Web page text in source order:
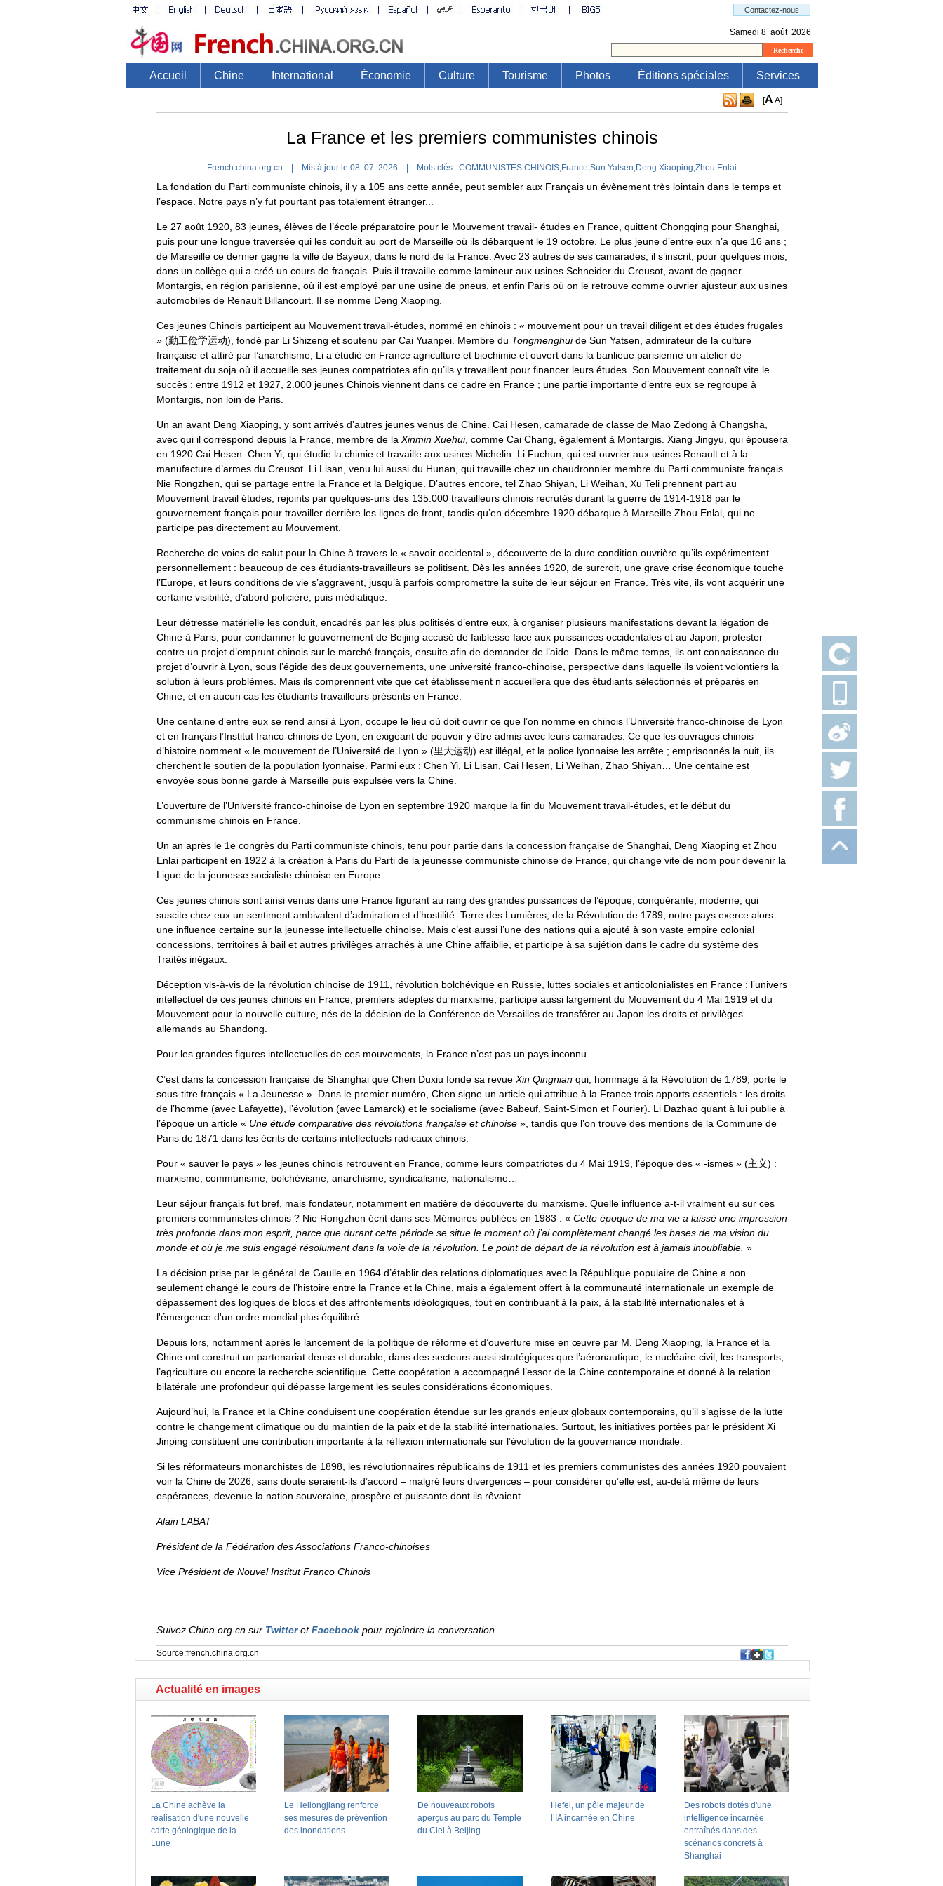
Accueil Chine International Économie Culture Tourisme Photos Éditions spéciales Services
[A A]
La France et les premiers communistes chinois
French.china.org.cn | Mis à jour le 08. 07. 2026 | Mots clés : COMMUNISTES CHINOIS,France,Sun Yatsen,Deng Xiaoping,Zhou Enlai
La fondation du Parti communiste chinois, il y a 105 ans cette année, peut sembler aux Français un évènement très lointain dans le temps et
l’espace. Notre pays n’y fut pourtant pas totalement étranger...
Le 27 août 1920, 83 jeunes, élèves de l’école préparatoire pour le Mouvement travail- études en France, quittent Chongqing pour Shanghai,
puis pour une longue traversée qui les conduit au port de Marseille où ils débarquent le 19 octobre. Le plus jeune d’entre eux n’a que 16 ans ;
de Marseille ce dernier gagne la ville de Bayeux, dans le nord de la France. Avec 23 autres de ses camarades, il s’inscrit, pour quelques mois,
dans un collège qui a créé un cours de français. Puis il travaille comme lamineur aux usines Schneider du Creusot, avant de gagner
Montargis, en région parisienne, où il est employé par une usine de pneus, et enfin Paris où on le retrouve comme ouvrier ajusteur aux usines
automobiles de Renault Billancourt. Il se nomme Deng Xiaoping.
Ces jeunes Chinois participent au Mouvement travail-études, nommé en chinois : « mouvement pour un travail diligent et des études frugales
» (勤工俭学运动), fondé par Li Shizeng et soutenu par Cai Yuanpei. Membre du Tongmenghuide Sun Yatsen, admirateur de la culture
française et attiré par l’anarchisme, Li a étudié en France agriculture et biochimie et ouvert dans la banlieue parisienne un atelier de
traitement du soja où il accueille ses jeunes compatriotes afin qu’ils y travaillent pour financer leurs études. Son Mouvement connaît vite le
succès : entre 1912 et 1927, 2.000 jeunes Chinois viennent dans ce cadre en France ; une partie importante d’entre eux se regroupe à
Montargis, non loin de Paris.
Un an avant Deng Xiaoping, y sont arrivés d’autres jeunes venus de Chine. Cai Hesen, camarade de classe de Mao Zedong à Changsha,
avec qui il correspond depuis la France, membre de la Xinmin Xuehui, comme Cai Chang, également à Montargis. Xiang Jingyu, qui épousera
en 1920 Cai Hesen. Chen Yi, qui étudie la chimie et travaille aux usines Michelin. Li Fuchun, qui est ouvrier aux usines Renault et à la
manufacture d’armes du Creusot. Li Lisan, venu lui aussi du Hunan, qui travaille chez un chaudronnier membre du Parti communiste français.
Nie Rongzhen, qui se partage entre la France et la Belgique. D’autres encore, tel Zhao Shiyan, Li Weihan, Xu Teli prennent part au
Mouvement travail études, rejoints par quelques-uns des 135.000 travailleurs chinois recrutés durant la guerre de 1914-1918 par le
gouvernement français pour travailler derrière les lignes de front, tandis qu’en décembre 1920 débarque à Marseille Zhou Enlai, qui ne
participe pas directement au Mouvement.
Recherche de voies de salut pour la Chine à travers le « savoir occidental », découverte de la dure condition ouvrière qu’ils expérimentent
personnellement : beaucoup de ces étudiants-travailleurs se politisent. Dès les années 1920, de surcroit, une grave crise économique touche
l’Europe, et leurs conditions de vie s’aggravent, jusqu’à parfois compromettre la suite de leur séjour en France. Très vite, ils vont acquérir une
certaine visibilité, d’abord policière, puis médiatique.
Leur détresse matérielle les conduit, encadrés par les plus politisés d’entre eux, à organiser plusieurs manifestations devant la légation de
Chine à Paris, pour condamner le gouvernement de Beijing accusé de faiblesse face aux puissances occidentales et au Japon, protester
contre un projet d’emprunt chinois sur le marché français, ensuite afin de demander de l’aide. Dans le même temps, ils ont connaissance du
projet d’ouvrir à Lyon, sous l’égide des deux gouvernements, une université franco-chinoise, perspective dans laquelle ils voient volontiers la
solution à leurs problèmes. Mais ils comprennent vite que cet établissement n’accueillera que des étudiants sélectionnés et préparés en
Chine, et en aucun cas les étudiants travailleurs présents en France.
Une centaine d’entre eux se rend ainsi à Lyon, occupe le lieu où doit ouvrir ce que l’on nomme en chinois l’Université franco-chinoise de Lyon
et en français l’Institut franco-chinois de Lyon, en exigeant de pouvoir y être admis avec leurs camarades. Ce que les ouvrages chinois
d’histoire nomment « le mouvement de l’Université de Lyon » (里大运动) est illégal, et la police lyonnaise les arrête ; emprisonnés la nuit, ils
cherchent le soutien de la population lyonnaise. Parmi eux : Chen Yi, Li Lisan, Cai Hesen, Li Weihan, Zhao Shiyan… Une centaine est
envoyée sous bonne garde à Marseille puis expulsée vers la Chine.
L’ouverture de l’Université franco-chinoise de Lyon en septembre 1920 marque la fin du Mouvement travail-études, et le début du
communisme chinois en France.
Un an après le 1e congrès du Parti communiste chinois, tenu pour partie dans la concession française de Shanghai, Deng Xiaoping et Zhou
Enlai participent en 1922 à la création à Paris du Parti de la jeunesse communiste chinoise de France, qui change vite de nom pour devenir la
Ligue de la jeunesse socialiste chinoise en Europe.
Ces jeunes chinois sont ainsi venus dans une France figurant au rang des grandes puissances de l’époque, conquérante, moderne, qui
suscite chez eux un sentiment ambivalent d’admiration et d’hostilité. Terre des Lumières, de la Révolution de 1789, notre pays exerce alors
une influence certaine sur la jeunesse intellectuelle chinoise. Mais c’est aussi l’une des nations qui a ajouté à son vaste empire colonial
concessions, territoires à bail et autres privilèges arrachés à une Chine affaiblie, et participe à sa sujétion dans le cadre du système des
Traités inégaux.
Déception vis-à-vis de la révolution chinoise de 1911, révolution bolchévique en Russie, luttes sociales et anticolonialistes en France : l’univers
intellectuel de ces jeunes chinois en France, premiers adeptes du marxisme, participe aussi largement du Mouvement du 4 Mai 1919 et du
Mouvement pour la nouvelle culture, nés de la décision de la Conférence de Versailles de transférer au Japon les droits et privilèges
allemands au Shandong.
Pour les grandes figures intellectuelles de ces mouvements, la France n’est pas un pays inconnu.
C’est dans la concession française de Shanghai que Chen Duxiu fonde sa revue Xin Qingnianqui, hommage à la Révolution de 1789, porte le
sous-titre français « La Jeunesse ». Dans le premier numéro, Chen signe un article qui attribue à la France trois apports essentiels : les droits
de l’homme (avec Lafayette), l’évolution (avec Lamarck) et le socialisme (avec Babeuf, Saint-Simon et Fourier). Li Dazhao quant à lui publie à
l’époque un article « Une étude comparative des révolutions française et chinoise», tandis que l’on trouve des mentions de la Commune de
Paris de 1871 dans les écrits de certains intellectuels radicaux chinois.
Pour « sauver le pays » les jeunes chinois retrouvent en France, comme leurs compatriotes du 4 Mai 1919, l’époque des « -ismes » (主义) :
marxisme, communisme, bolchévisme, anarchisme, syndicalisme, nationalisme…
Leur séjour français fut bref, mais fondateur, notamment en matière de découverte du marxisme. Quelle influence a-t-il vraiment eu sur ces
premiers communistes chinois ? Nie Rongzhen écrit dans ses Mémoires publiées en 1983 : « Cette époque de ma vie a laissé une impression
très profonde dans mon esprit, parce que durant cette période se situe le moment où j’ai complètement changé les bases de ma vision du
monde et où je me suis engagé résolument dans la voie de la révolution. Le point de départ de la révolution est à jamais inoubliable. »
La décision prise par le général de Gaulle en 1964 d’établir des relations diplomatiques avec la République populaire de Chine a non
seulement changé le cours de l’histoire entre la France et la Chine, mais a également offert à la communauté internationale un exemple de
dépassement des logiques de blocs et des affrontements idéologiques, tout en contribuant à la paix, à la stabilité internationales et à
l'émergence d'un ordre mondial plus équilibré.
Depuis lors, notamment après le lancement de la politique de réforme et d’ouverture mise en œuvre par M. Deng Xiaoping, la France et la
Chine ont construit un partenariat dense et durable, dans des secteurs aussi stratégiques que l’aéronautique, le nucléaire civil, les transports,
l’agriculture ou encore la recherche scientifique. Cette coopération a accompagné l’essor de la Chine contemporaine et donné à la relation
bilatérale une profondeur qui dépasse largement les seules considérations économiques.
Aujourd’hui, la France et la Chine conduisent une coopération étendue sur les grands enjeux globaux contemporains, qu’il s’agisse de la lutte
contre le changement climatique ou du maintien de la paix et de la stabilité internationales. Surtout, les initiatives portées par le président Xi
Jinping constituent une contribution importante à la réflexion internationale sur l’évolution de la gouvernance mondiale.
Si les réformateurs monarchistes de 1898, les révolutionnaires républicains de 1911 et les premiers communistes des années 1920 pouvaient
voir la Chine de 2026, sans doute seraient-ils d’accord – malgré leurs divergences – pour considérer qu’elle est, au-delà même de leurs
espérances, devenue la nation souveraine, prospère et puissante dont ils rêvaient…
Alain LABAT
Président de la Fédération des Associations Franco-chinoises
Vice Président de Nouvel Institut Franco Chinois
Suivez China.org.cn sur TwitteretFacebookpour rejoindre la conversation.
Source:french.china.org.cn